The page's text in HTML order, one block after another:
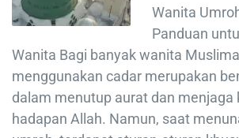
Wanita
Panduan
Wanita Bagi banyak wanita
menggunakan cadar merupakan
dalam menutup aurat dan menjaga
hadapan Allah. Namun, saat